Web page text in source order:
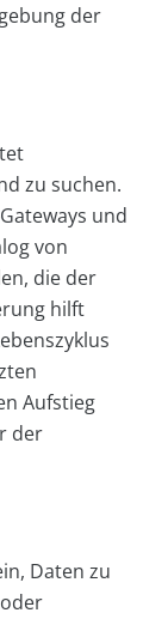
der
zu suchen.
und
von
die der
hilft
Aufstieg
der
Daten zu